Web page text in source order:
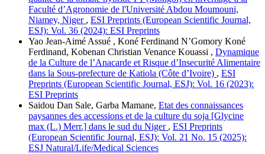
Faculté d’Agronomie de l'Université Abdou Moumouni,
Niamey, Niger , ESI Preprints (European Scientific Journal,
ESJ): Vol. 36 (2024): ESI Preprints
Yao Jean-Aimé Assué , Koné Ferdinand N’Gomory Koné
Ferdinand, Kobenan Christian Venance Kouassi , Dynamique
de la Culture de l’Anacarde et Risque d’Insecurité Alimentaire
dans la Sous-prefecture de Katiola (Côte d’Ivoire) , ESI
Preprints (European Scientific Journal, ESJ): Vol. 16 (2023):
ESI Preprints
Saidou Dan Sale, Garba Mamane, Etat des connaissances
paysannes des accessions et de la culture du soja [Glycine
max (L.) Merr.] dans le sud du Niger , ESI Preprints
(European Scientific Journal, ESJ): Vol. 21 No. 15 (2025):
ESJ Natural/Life/Medical Sciences